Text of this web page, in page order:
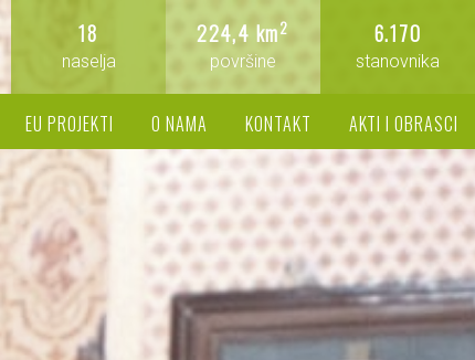
6.170
stanovnika
224,4 km2
površine
18
naselja
EU PROJEKTI O NAMA KONTAKT AKTI I OBRASCI